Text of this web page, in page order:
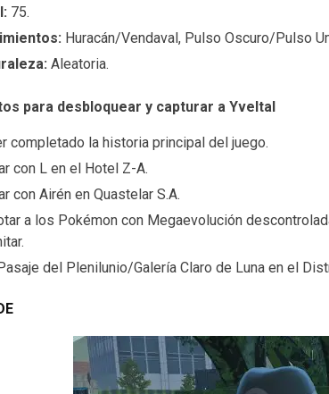
75.
Huracán/Vendaval, Pulso Oscuro/Pulso
Aleatoria.
para desbloquear y capturar a Yveltal
completado la historia principal del juego.
con L en el Hotel Z-A.
con Airén en Quastelar S.A.
a los Pokémon con Megaevolución
del Plenilunio/Galería Claro de Luna en el